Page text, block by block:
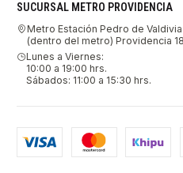
SUCURSAL METRO PROVIDENCIA
Metro Estación Pedro de
(dentro del metro) Providencia
Lunes a Viernes:
10:00 a 19:00 hrs.
Sábados: 11:00 a 15:30 hrs.